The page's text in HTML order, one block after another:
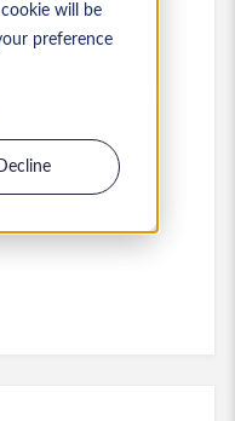
will be
preference